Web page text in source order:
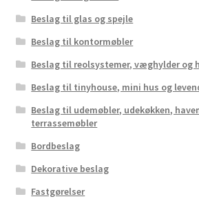
Beslag til glas og spejle
Beslag til kontormøbler
Beslag til reolsystemer, væghylder og
Beslag til tinyhouse, mini hus og
Beslag til udemøbler, udekøkken,
terrassemøbler
Bordbeslag
Dekorative beslag
Fastgørelser